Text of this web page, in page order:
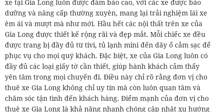
xe tại Gia Long luôn được đảm bảo cao, với các xe được bảo
dưỡng và nâng cấp thường xuyên, mang lại trải nghiệm lái xe
êm ái và mượt mà như mới. Hầu hết các nội thất trên xe của
Gia Long được thiết kế rộng rãi và đẹp mắt. Mỗi chiếc xe đều
được trang bị đầy đủ từ tivi, tủ lạnh mini đến dây ổ cắm sạc để
phục vụ cho mọi quý khách. Đặc biệt, xe của Gia Long luôn có
đầy đủ các loại giấy tờ cần thiết, giúp hành khách cảm thấy
yên tâm trong mọi chuyến đi. Điều này chỉ rõ rằng đơn vị cho
thuê xe Gia Long không chỉ uy tín mà còn luôn quan tâm và
chăm sóc tận tình đến khách hàng. Điểm mạnh của đơn vị cho
thuê xe Gia Long là khả năng nhanh chóng cập nhật xu hướng